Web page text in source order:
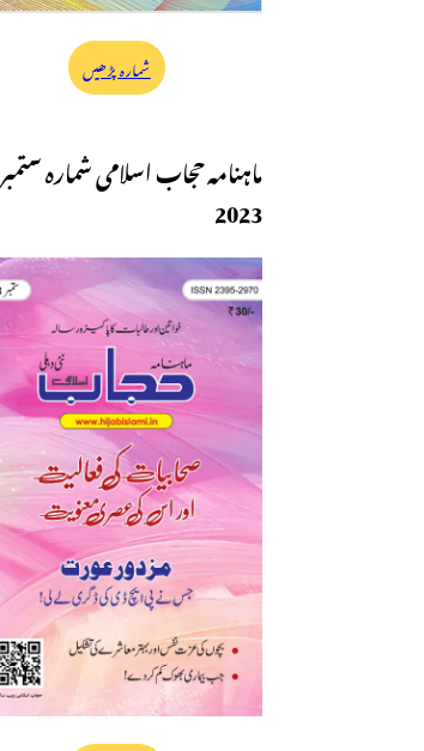
شمارہ پڑھیں
ماہنامہ حجاب اسلامی شمارہ ستمبر
2023